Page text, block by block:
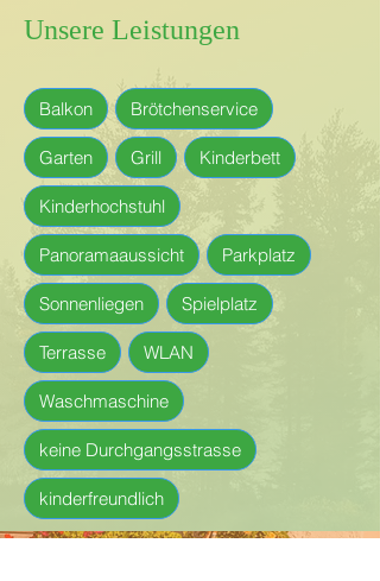
Unsere Leistungen
Balkon Brötchenservice
Garten Grill Kinderbett
Kinderhochstuhl
Panoramaaussicht Parkplatz
Sonnenliegen Spielplatz
Terrasse WLAN
Waschmaschine
keine Durchgangsstrasse
kinderfreundlich